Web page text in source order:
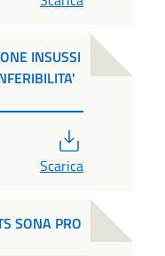
INSUSSI
Scarica
SONA PRO